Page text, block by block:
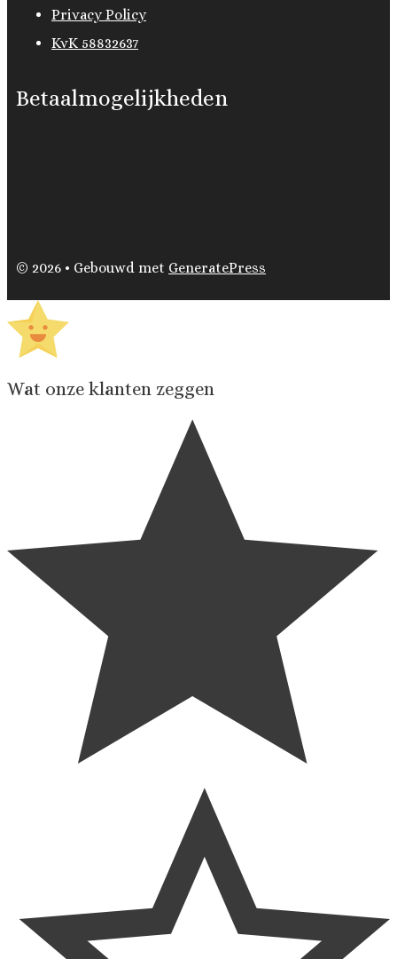
Privacy Policy
KvK 58832637
Betaalmogelijkheden
© 2026 • Gebouwd met GeneratePress
Wat onze klanten zeggen